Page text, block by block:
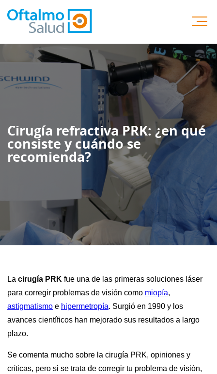
Cirugía refractiva PRK: ¿en qué
consiste y cuándo se
recomienda?
La cirugía PRK fue una de las primeras soluciones láser
para corregir problemas de visión como miopía,
astigmatismo e hipermetropía. Surgió en 1990 y los
avances científicos han mejorado sus resultados a largo
plazo.
Se comenta mucho sobre la cirugía PRK, opiniones y
críticas, pero si se trata de corregir tu problema de visión,